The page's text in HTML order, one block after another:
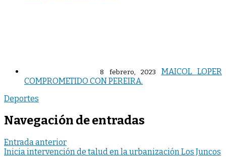
8 febrero, 2023
MAICOL LOPER
COMPROMETIDO CON PEREIRA.
Deportes
Navegación de entradas
Entrada anterior
Inicia intervención de talud en la urbanización Los Juncos